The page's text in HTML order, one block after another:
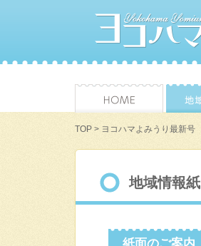
TOP > ヨコハマよみうり最新号
地域情報紙
紙面のご案内